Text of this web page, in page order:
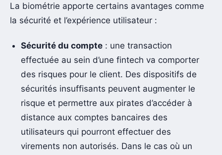
La biométrie apporte certains avantages comme
la sécurité et l’expérience utilisateur :
Sécurité du compte : une transaction
effectuée au sein d’une fintech va comporter
des risques pour le client. Des dispositifs de
sécurités insuffisants peuvent augmenter le
risque et permettre aux pirates d’accéder à
distance aux comptes bancaires des
utilisateurs qui pourront effectuer des
virements non autorisés. Dans le cas où un